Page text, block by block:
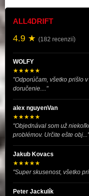
ALL4DRIFT
4.9 ★ (182 recenzií)
WOLFY
★★★★★
"Odporúčam, všetko prišlo
doručenie...."
alex nguyenVan
★★★★★
"Objednával som už
problémov. Určite ešte obj..."
Jakub Kovacs
★★★★★
"Super skusenost, všetko
Peter Jackulík